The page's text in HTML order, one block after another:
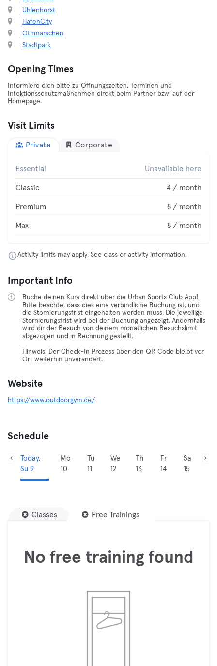
Uhlenhorst
HafenCity
Othmarschen
Stadtpark
Opening Times
Informiere dich bitte zu Öffnungszeiten, Terminen und
Infektionsschutzmaßnahmen direkt beim Partner bzw. auf der
Homepage.
Visit Limits
Private Corporate
Essential Unavailable here
Classic 4 / month
Premium 8 / month
Max 8 / month
Activity limits may apply. See class or activity information.
Important Info
Buche deinen Kurs direkt über die Urban Sports Club App!
Bitte beachte, dass dies eine verbindliche Buchung ist, und
die Stornierungsfrist eingehalten werden muss. Die jeweilige
Stornierungsfrist wird bei der Buchung angezeigt. Andernfalls
wird dir der Besuch von deinem monatlichen Besuchslimit
abgezogen und in Rechnung gestellt.
Hinweis: Der Check-In Prozess über den QR Code bleibt vor
Ort weiterhin unverändert.
Website
https://www.outdoorgym.de/
Schedule
Today,
Su 9
Mo
10
Tu
11
We
12
Th
13
Fr
14
Sa
15
Classes Free Trainings
No free training found